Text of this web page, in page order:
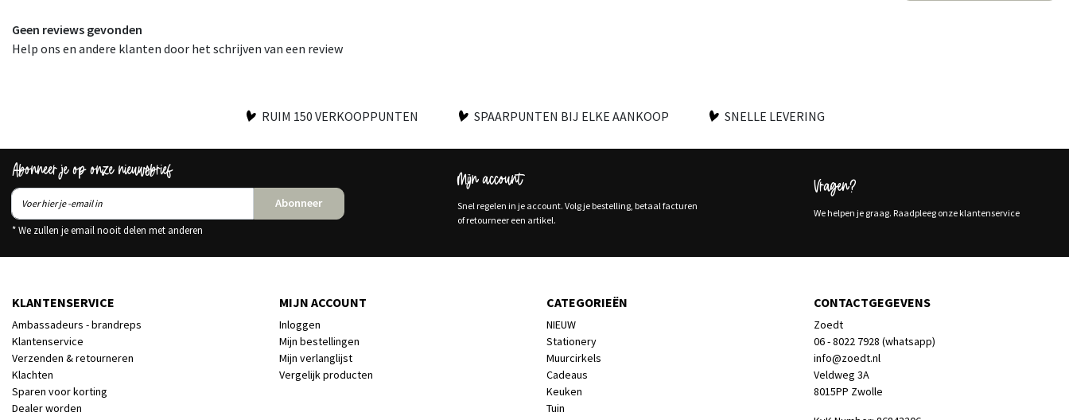
Geen reviews gevonden
Help ons en andere klanten door het schrijven van een review
RUIM 150 VERKOOPPUNTEN SPAARPUNTEN BIJ ELKE AANKOOP SNELLE LEVERING
Abonneer je op onze nieuwsbrief
Abonneer
* We zullen je email nooit delen met anderen
Mijn account
Snel regelen in je account. Volg je bestelling, betaal facturen
of retourneer een artikel.
Vragen?
We helpen je graag. Raadpleeg onze klantenservice
KLANTENSERVICE
Ambassadeurs - brandreps
Klantenservice
Verzenden & retourneren
Klachten
Sparen voor korting
Dealer worden
MIJN ACCOUNT
Inloggen
Mijn bestellingen
Mijn verlanglijst
Vergelijk producten
CATEGORIEËN
NIEUW
Stationery
Muurcirkels
Cadeaus
Keuken
Tuin
CONTACTGEGEVENS
Zoedt
06 - 8022 7928 (whatsapp)
info@zoedt.nl
Veldweg 3A
8015PP Zwolle